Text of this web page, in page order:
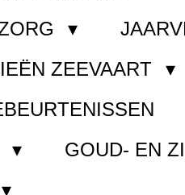
ZEEVAART
GOUD- EN